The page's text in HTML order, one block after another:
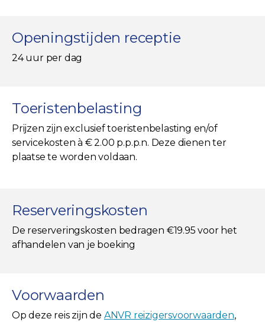
Openingstijden receptie
24 uur per dag
Toeristenbelasting
Prijzen zijn exclusief toeristenbelasting en/of
servicekosten à € 2.00 p.p.p.n. Deze dienen ter
plaatse te worden voldaan.
Reserveringskosten
De reserveringskosten bedragen €19.95 voor het
afhandelen van je boeking
Voorwaarden
Op deze reis zijn de ANVR reizigersvoorwaarden,